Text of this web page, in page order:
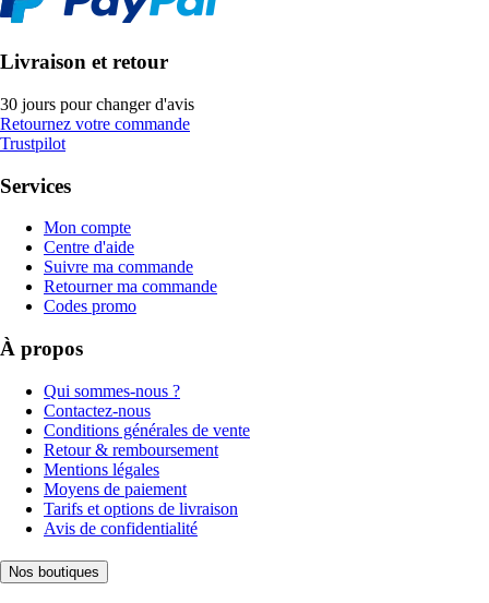
Livraison et retour
30 jours pour changer d'avis
Retournez votre commande
Trustpilot
Services
Mon compte
Centre d'aide
Suivre ma commande
Retourner ma commande
Codes promo
À propos
Qui sommes-nous ?
Contactez-nous
Conditions générales de vente
Retour & remboursement
Mentions légales
Moyens de paiement
Tarifs et options de livraison
Avis de confidentialité
Nos boutiques